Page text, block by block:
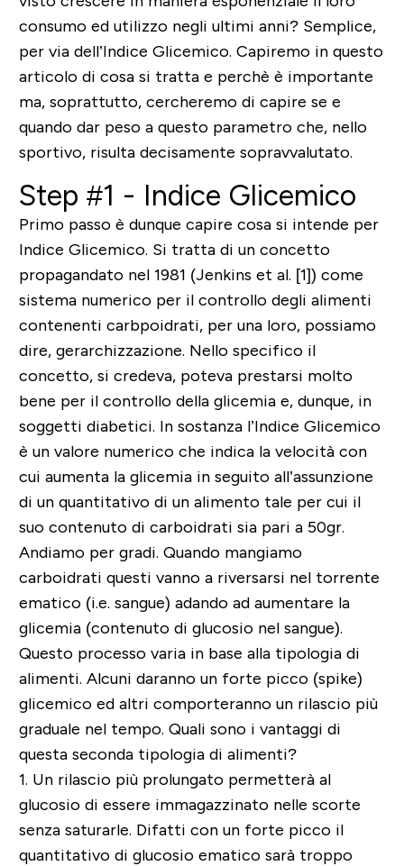
consumo ed utilizzo negli ultimi anni? Semplice,
per via dell’Indice Glicemico. Capiremo in questo
articolo di cosa si tratta e perchè è importante
ma, soprattutto, cercheremo di capire se e
quando dar peso a questo parametro che, nello
sportivo, risulta decisamente sopravvalutato.
Step #1 - Indice Glicemico
Primo passo è dunque capire cosa si intende per
Indice Glicemico. Si tratta di un concetto
propagandato nel 1981 (Jenkins et al. [1]) come
sistema numerico per il controllo degli alimenti
contenenti carbpoidrati, per una loro, possiamo
dire, gerarchizzazione. Nello specifico il
concetto, si credeva, poteva prestarsi molto
bene per il controllo della glicemia e, dunque, in
soggetti diabetici. In sostanza l’Indice Glicemico
è un valore numerico che indica la velocità con
cui aumenta la glicemia in seguito all’assunzione
di un quantitativo di un alimentotale per cui il
suo contenuto di carboidrati sia pari a 50gr.
Andiamo per gradi. Quando mangiamo
carboidrati questi vanno a riversarsi nel torrente
ematico (i.e. sangue) adando ad aumentare la
glicemia (contenuto di glucosio nel sangue).
Questo processo varia in base alla tipologia di
alimenti. Alcuni daranno un forte picco (spike)
glicemico ed altri comporteranno un rilascio più
graduale nel tempo. Quali sono i vantaggi di
questa seconda tipologia di alimenti?
1. Un rilascio più prolungato permetterà al
glucosio di essere immagazzinato nelle scorte
senza saturarle. Difatti con un forte picco il
quantitativo di glucosio ematico sarà troppo